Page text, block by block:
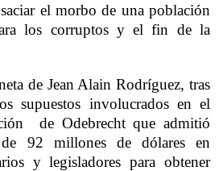
el morbo de una población
los corruptos y el fin de la
de Jean Alain Rodríguez, tras
supuestos involucrados en el
de Odebrecht que admitió
92 millones de dólares en
y legisladores para obtener